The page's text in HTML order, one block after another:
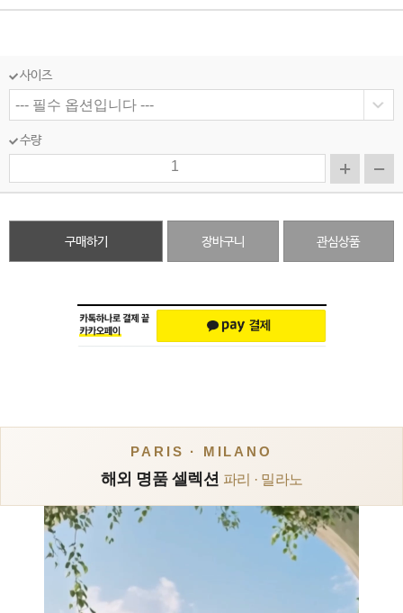
사이즈
수량
구매하기 장바구니 관심상품
PARIS · MILANO
해외 명품 셀렉션 파리 · 밀라노